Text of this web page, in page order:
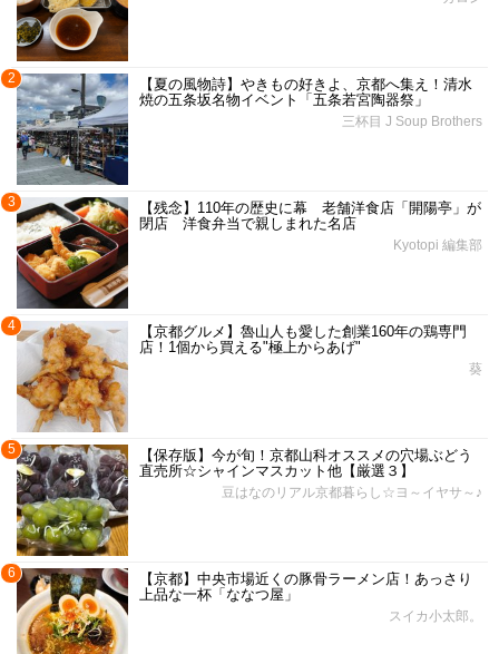
2
【夏の風物詩】やきもの好きよ、京都へ集え！清水
焼の五条坂名物イベント「五条若宮陶器祭」
三杯目 J Soup Brothers
3
【残念】110年の歴史に幕 老舗洋食店「開陽亭」が
閉店 洋食弁当で親しまれた名店
Kyotopi 編集部
4
【京都グルメ】魯山人も愛した創業160年の鶏専門
店！1個から買える"極上からあげ"
葵
5
【保存版】今が旬！京都山科オススメの穴場ぶどう
直売所☆シャインマスカット他【厳選３】
豆はなのリアル京都暮らし☆ヨ～イヤサ～♪
6
【京都】中央市場近くの豚骨ラーメン店！あっさり
上品な一杯「ななつ屋」
スイカ小太郎。